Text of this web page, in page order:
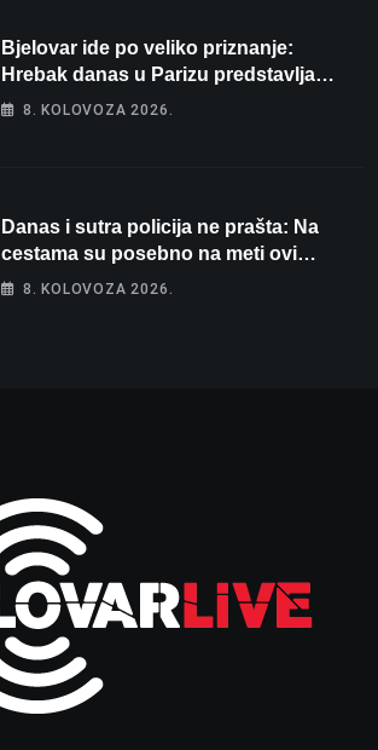
Bjelovar ide po veliko priznanje:
Hrebak danas u Parizu predstavlja
Wellovar za domaćina Europskog
8. KOLOVOZA 2026.
Danas i sutra policija ne prašta: Na
cestama su posebno na meti ovi
prekršaji
8. KOLOVOZA 2026.